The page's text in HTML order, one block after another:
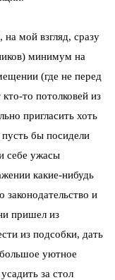
мой взгляд, сразу
минимум на
(где не перед
то потолковей из
пригласить хоть
бы посидели
себе ужасы
какие-нибудь
и
пришел из
из подсобки, дать
уютное
за стол